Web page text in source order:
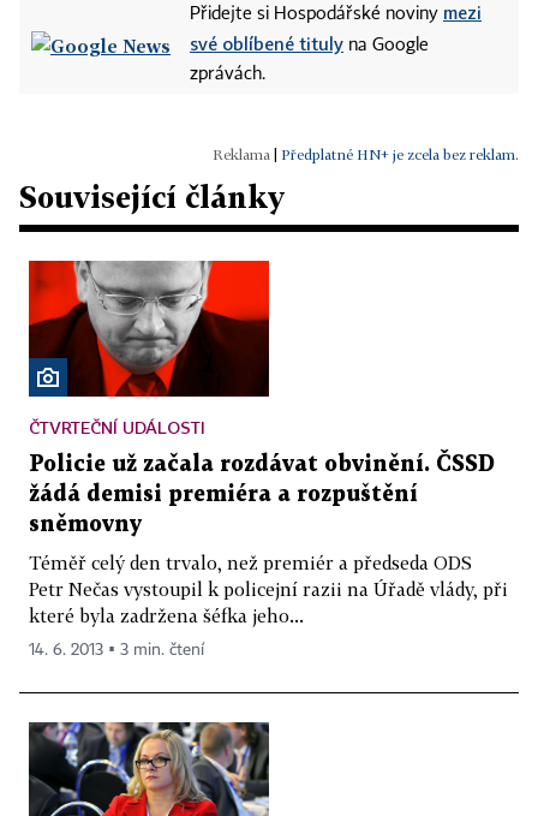
Přidejte si Hospodářské noviny mezi
své oblíbené tituly na Google
zprávách.
Předplatné HN+ je zcela bez reklam.
Související články
ČTVRTEČNÍ UDÁLOSTI
Policie už začala rozdávat obvinění. ČSSD
žádá demisi premiéra a rozpuštění
sněmovny
Téměř celý den trvalo, než premiér a předseda ODS
Petr Nečas vystoupil k policejní razii na Úřadě vlády, při
které byla zadržena šéfka jeho...
14. 6. 2013 ▪ 3 min. čtení